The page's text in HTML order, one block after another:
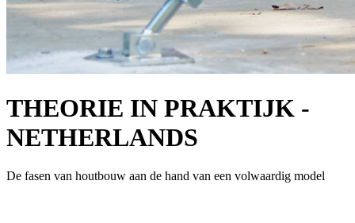
THEORIE IN PRAKTIJK -
NETHERLANDS
De fasen van houtbouw aan de hand van een volwaardig model